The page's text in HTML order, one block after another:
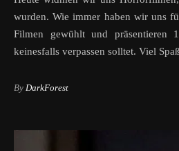
wurden. Wie immer haben wir uns
Filmen gewühlt und präsentieren
keinesfalls verpassen solltet. Viel
By DarkForest